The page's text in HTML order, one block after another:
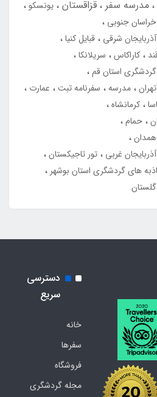
مدرسه سفر قزاقستان
یونسکو
جنوبی
شرقی
قبایل کنیا
کاراکاس
سریلانکا
استان قم
مدرسه سفرنامه تبت
عمارت
کرمانشاه
حمام
غربی
تور تاجیکستان
های گردشگری استان بوشهر
دسترسی
سریع
خانه
سفرها
فروشگاه
مجله گردشگری